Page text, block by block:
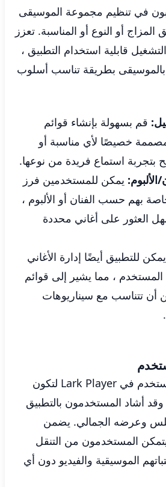
في تنظيم مجموعة الموسيقى
أو النوع أو المناسبة. تعزز
قابلية استخدام التطبيق ،
بالموسيقى بطريقة تناسب أسلوب
قم بسهولة بإنشاء قوائم
خصيصًا لأي مناسبة أو
بتجربة استماع فريدة من نوعها.
يمكن للمستخدمين فرز
بهم حسب الفنان أو الألبوم ،
العثور على أغاني محددة
يمكن للتطبيق أيضًا إدارة الأغاني
، مما يشير إلى قوائم
أن تتناسب مع سيناريوهات
تم تصميم واجهة المستخدم في Lark Player لتكون
وقد أشاد المستخدمون بالتطبيق
وعرضه الجمالي. يضمن
المستخدمون من التنقل
الموسيقية والفيديو دون أي